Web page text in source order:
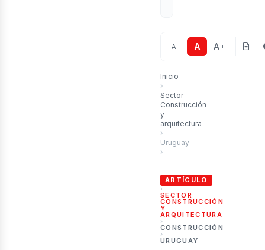
A − A A +
Inicio
›
Sector
Construcción
y
arquitectura
›
Uruguay
›
ARTÍCULO
›
SECTOR
CONSTRUCCIÓN
Y
ARQUITECTURA
›
CONSTRUCCIÓN
›
URUGUAY